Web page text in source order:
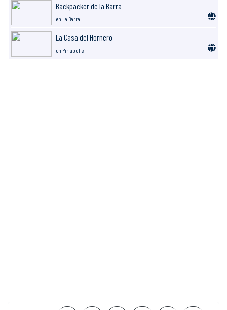
Backpacker de la Barra
en La Barra
La Casa del Hornero
en Piriapolis